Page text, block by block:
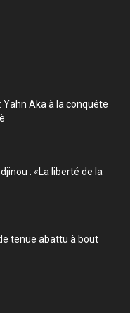
Aka à la conquête
: «La liberté de la
tenue abattu à bout